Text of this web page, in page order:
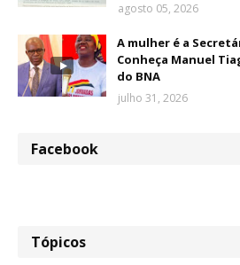
agosto 05, 2026
A mulher é a
Conheça Manuel
do BNA
julho 31, 2026
Facebook
Tópicos